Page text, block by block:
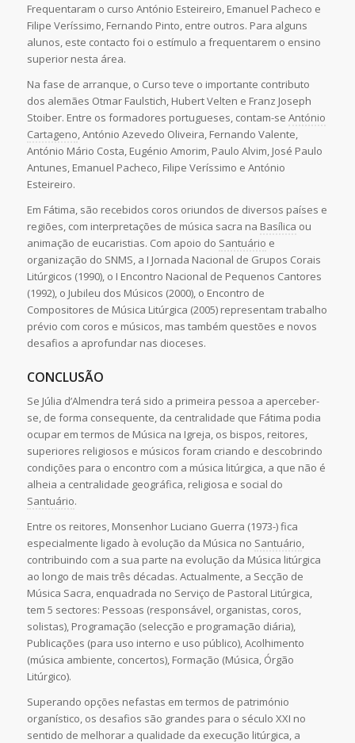
Frequentaram o curso António Esteireiro, Emanuel Pacheco e
Filipe Veríssimo, Fernando Pinto, entre outros. Para alguns
alunos, este contacto foi o estímulo a frequentarem o ensino
superior nesta área.
Na fase de arranque, o Curso teve o importante contributo
dos alemães Otmar Faulstich, Hubert Velten e Franz Joseph
Stoiber. Entre os formadores portugueses, contam-se António
Cartageno, António Azevedo Oliveira, Fernando Valente,
António Mário Costa, Eugénio Amorim, Paulo Alvim, José Paulo
Antunes, Emanuel Pacheco, Filipe Veríssimo e António
Esteireiro.
Em Fátima, são recebidos coros oriundos de diversos países e
regiões, com interpretações de música sacra na Basílica ou
animação de eucaristias. Com apoio do Santuário e
organização do SNMS, a I Jornada Nacional de Grupos Corais
Litúrgicos (1990), o I Encontro Nacional de Pequenos Cantores
(1992), o Jubileu dos Músicos (2000), o Encontro de
Compositores de Música Litúrgica (2005) representam trabalho
prévio com coros e músicos, mas também questões e novos
desafios a aprofundar nas dioceses.
CONCLUSÃO
Se Júlia d’Almendra terá sido a primeira pessoa a aperceber-
se, de forma consequente, da centralidade que Fátima podia
ocupar em termos de Música na Igreja, os bispos, reitores,
superiores religiosos e músicos foram criando e descobrindo
condições para o encontro com a música litúrgica, a que não é
alheia a centralidade geográfica, religiosa e social do
Santuário.
Entre os reitores, Monsenhor Luciano Guerra (1973-) fica
especialmente ligado à evolução da Música no Santuário,
contribuindo com a sua parte na evolução da Música litúrgica
ao longo de mais três décadas. Actualmente, a Secção de
Música Sacra, enquadrada no Serviço de Pastoral Litúrgica,
tem 5 sectores: Pessoas (responsável, organistas, coros,
solistas), Programação (selecção e programação diária),
Publicações (para uso interno e uso público), Acolhimento
(música ambiente, concertos), Formação (Música, Órgão
Litúrgico).
Superando opções nefastas em termos de património
organístico, os desafios são grandes para o século XXI no
sentido de melhorar a qualidade da execução litúrgica, a